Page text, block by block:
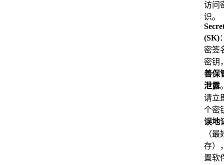
访问
识。
(SK)
密签
密钥
善保
泄露
请立
个密
误地
（
存）
置软